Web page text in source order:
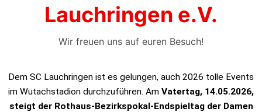
Lauchringen e.V.
Wir freuen uns auf euren Besuch!
Dem SC Lauchringen ist es gelungen, auch 2026 tolle Events
im Wutachstadion durchzuführen. Am Vatertag, 14.05.2026,
steigt der Rothaus-Bezirkspokal-Endspieltag der Damen